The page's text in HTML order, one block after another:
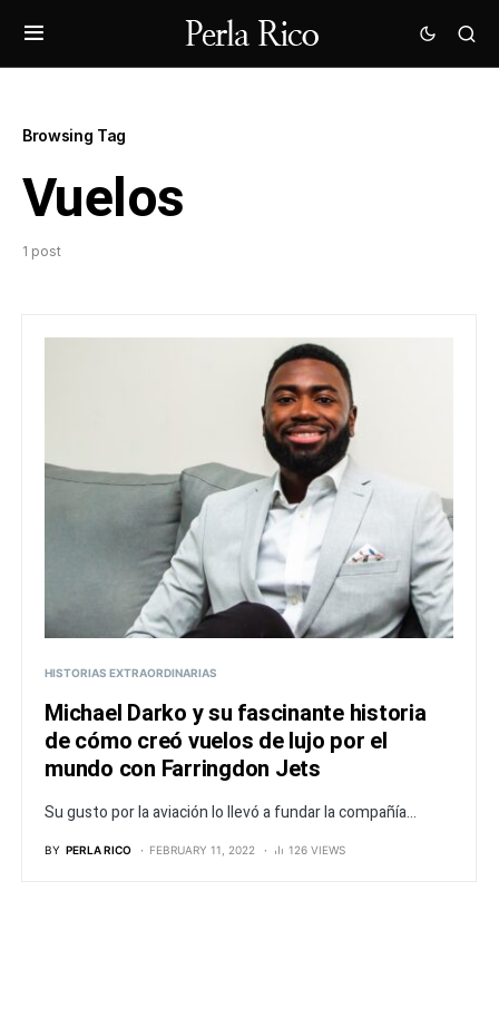
Browsing Tag
Vuelos
1 post
HISTORIAS EXTRAORDINARIAS
Michael Darko y su fascinante historia
de cómo creó vuelos de lujo por el
mundo con Farringdon Jets
Su gusto por la aviación lo llevó a fundar la compañía...
BY PERLA RICO FEBRUARY 11, 2022 126 VIEWS